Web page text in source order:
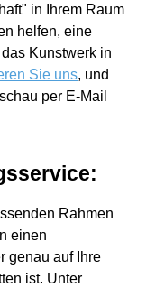
in Ihrem Raum
helfen, eine
Kunstwerk in
Sie uns, und
per E-Mail
Rahmen
einen
genau auf Ihre
ist. Unter